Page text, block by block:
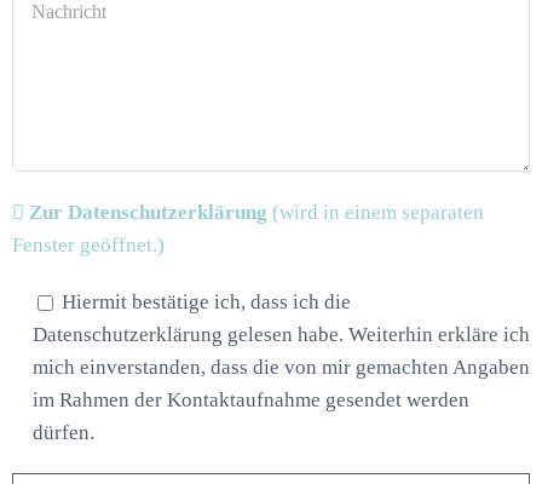
Zur Datenschutzerklärung (wird in einem separaten
Fenster geöffnet.)
Hiermit bestätige ich, dass ich die
Datenschutzerklärung gelesen habe. Weiterhin erkläre ich
mich einverstanden, dass die von mir gemachten Angaben
im Rahmen der Kontaktaufnahme gesendet werden
dürfen.